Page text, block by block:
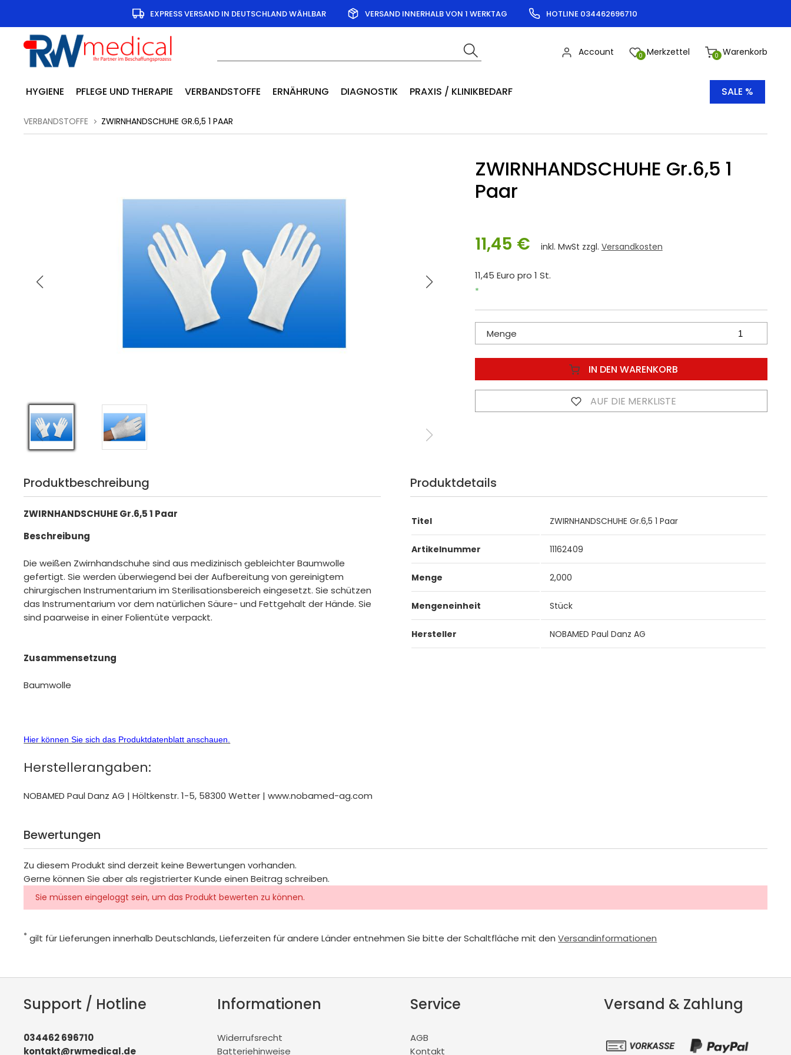
EXPRESS VERSAND IN DEUTSCHLAND WÄHLBAR VERSAND INNERHALB VON 1 WERKTAG HOTLINE 034462696710
0 Warenkorb
0 Merkzettel
Account
HYGIENE PFLEGE UND THERAPIE VERBANDSTOFFE ERNÄHRUNG DIAGNOSTIK PRAXIS / KLINIKBEDARF SALE %
VERBANDSTOFFE ZWIRNHANDSCHUHE GR.6,5 1 PAAR
ZWIRNHANDSCHUHE Gr.6,5 1
Paar
11,45 € inkl. MwSt zzgl. Versandkosten
11,45 Euro pro 1 St.
*
Menge
IN DEN WARENKORB
AUF DIE MERKLISTE
Produktbeschreibung
ZWIRNHANDSCHUHE Gr.6,5 1 Paar
Beschreibung
Die weißen Zwirnhandschuhe sind aus medizinisch gebleichter Baumwolle
gefertigt. Sie werden überwiegend bei der Aufbereitung von gereinigtem
chirurgischen Instrumentarium im Sterilisationsbereich eingesetzt. Sie schützen
das Instrumentarium vor dem natürlichen Säure- und Fettgehalt der Hände. Sie
sind paarweise in einer Folientüte verpackt.
Zusammensetzung
Baumwolle
Hier können Sie sich das Produktdatenblatt anschauen.
Herstellerangaben:
NOBAMED Paul Danz AG | Höltkenstr. 1-5, 58300 Wetter | www.nobamed-ag.com
Produktdetails
Titel ZWIRNHANDSCHUHE Gr.6,5 1 Paar
Artikelnummer 11162409
Menge 2,000
Mengeneinheit Stück
Hersteller NOBAMED Paul Danz AG
Bewertungen
Zu diesem Produkt sind derzeit keine Bewertungen vorhanden.
Gerne können Sie aber als registrierter Kunde einen Beitrag schreiben.
Sie müssen eingeloggt sein, um das Produkt bewerten zu können.
* gilt für Lieferungen innerhalb Deutschlands, Lieferzeiten für andere Länder entnehmen Sie bitte der Schaltfläche mit denVersandinformationen
Support / Hotline
034462 696710
kontakt@rwmedical.de
Informationen
Widerrufsrecht
Batteriehinweise
Service
AGB
Kontakt
Versand & Zahlung